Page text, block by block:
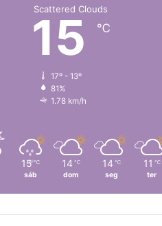
Scattered Clouds
15 ℃
17º - 13º
81%
1.78 km/h
15 ℃
sáb
14 ℃
dom
14 ℃
seg
11 ℃
ter